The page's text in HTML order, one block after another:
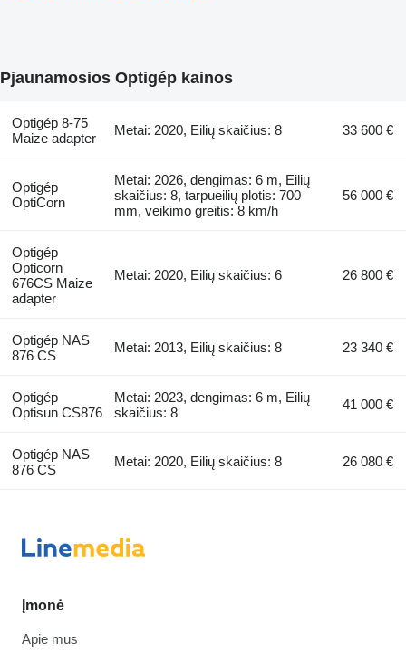
Pjaunamosios Optigép kainos
Optigép 8-75
Maize adapter
Metai: 2020, Eilių skaičius: 8 33 600 €
Optigép
OptiCorn
Metai: 2026, dengimas: 6 m, Eilių
skaičius: 8, tarpueilių plotis: 700
mm, veikimo greitis: 8 km/h
56 000 €
Optigép
Opticorn
676CS Maize
adapter
Metai: 2020, Eilių skaičius: 6 26 800 €
Optigép NAS
876 CS
Metai: 2013, Eilių skaičius: 8 23 340 €
Optigép
Optisun CS876
Metai: 2023, dengimas: 6 m, Eilių
skaičius: 8
41 000 €
Optigép NAS
876 CS
Metai: 2020, Eilių skaičius: 8 26 080 €
Įmonė
Apie mus